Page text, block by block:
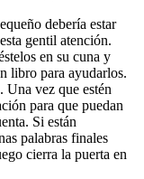
debería estar
gentil atención.
en su cuna y
libro para ayudarlos.
. Una vez que estén
para que puedan
Si están
palabras finales
cierra la puerta en